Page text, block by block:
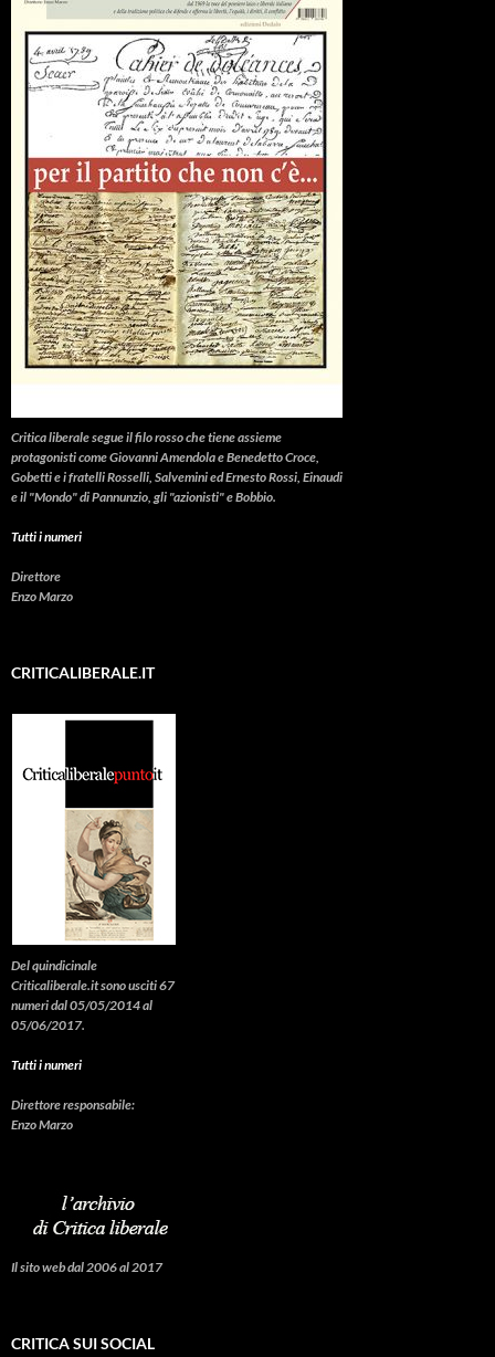
Critica liberalesegue il filo rosso che tiene assieme
protagonisti come Giovanni Amendola e Benedetto Croce,
Gobetti e i fratelli Rosselli, Salvemini ed Ernesto Rossi, Einaudi
e il "Mondo" di Pannunzio, gli "azionisti" e Bobbio.
Tutti i numeri
Direttore
Enzo Marzo
CRITICALIBERALE.IT
Del quindicinale
Criticaliberale.it sono usciti 67
numeri dal 05/05/2014 al
05/06/2017.
Tutti i numeri
Direttore responsabile:
Enzo Marzo
Il sito web dal 2006 al 2017
CRITICA SUI SOCIAL